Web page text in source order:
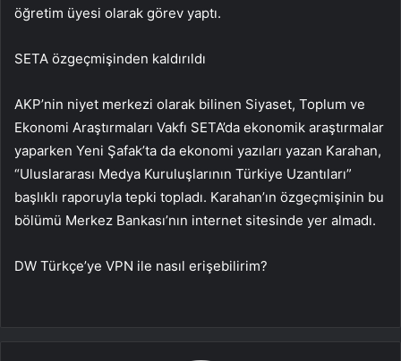
öğretim üyesi olarak görev yaptı.
SETA özgeçmişinden kaldırıldı
AKP’nin niyet merkezi olarak bilinen Siyaset, Toplum ve
Ekonomi Araştırmaları Vakfı SETA’da ekonomik araştırmalar
yaparken Yeni Şafak’ta da ekonomi yazıları yazan Karahan,
“Uluslararası Medya Kuruluşlarının Türkiye Uzantıları”
başlıklı raporuyla tepki topladı. Karahan’ın özgeçmişinin bu
bölümü Merkez Bankası’nın internet sitesinde yer almadı.
DW Türkçe’ye VPN ile nasıl erişebilirim?